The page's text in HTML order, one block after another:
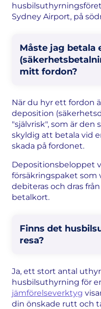
Sydney Airport, på
Måste jag betala
mitt fordon?
När du hyr ett fordon
deposition
"självrisk", som är den
skyldig att betala vid
skada på fordonet.
Depositionsbeloppet
försäkringspaket som
debiteras och dras
betalkort.
Finns det
resa?
Ja, ett stort antal
husbilsuthyrning för
jämförelseverktyg
din önskade rutt och